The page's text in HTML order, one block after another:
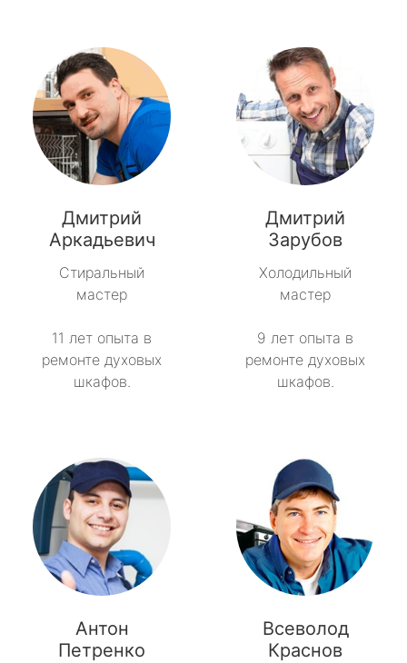
Дмитрий
Аркадьевич
Стиральный
мастер
11 лет опыта в
ремонте духовых
шкафов.
Дмитрий
Зарубов
Холодильный
мастер
9 лет опыта в
ремонте духовых
шкафов.
Антон
Петренко
Всеволод
Краснов